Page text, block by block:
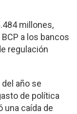
millones,
a los bancos
regulación
año se
de política
una caída de